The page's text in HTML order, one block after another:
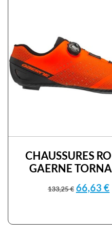
CHAUSSURES
GAERNE
133,25€ 66,63 €